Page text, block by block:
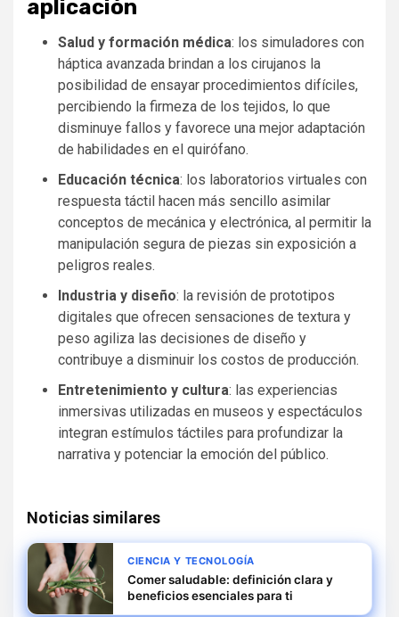
aplicación
Salud y formación médica: los simuladores con
háptica avanzada brindan a los cirujanos la
posibilidad de ensayar procedimientos difíciles,
percibiendo la firmeza de los tejidos, lo que
disminuye fallos y favorece una mejor adaptación
de habilidades en el quirófano.
Educación técnica: los laboratorios virtuales con
respuesta táctil hacen más sencillo asimilar
conceptos de mecánica y electrónica, al permitir la
manipulación segura de piezas sin exposición a
peligros reales.
Industria y diseño: la revisión de prototipos
digitales que ofrecen sensaciones de textura y
peso agiliza las decisiones de diseño y
contribuye a disminuir los costos de producción.
Entretenimiento y cultura: las experiencias
inmersivas utilizadas en museos y espectáculos
integran estímulos táctiles para profundizar la
narrativa y potenciar la emoción del público.
Noticias similares
CIENCIA Y TECNOLOGÍA
Comer saludable: definición clara y
beneficios esenciales para ti